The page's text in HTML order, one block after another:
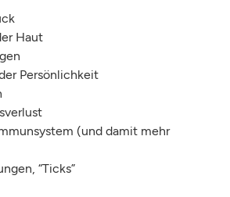
Haut
Persönlichkeit
(und damit mehr
“Ticks”